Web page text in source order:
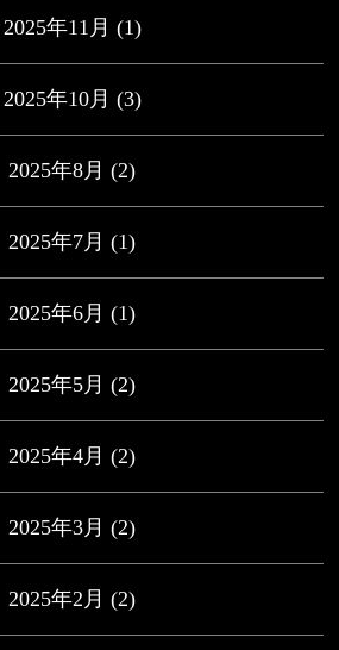
2025年11月 (1)
2025年10月 (3)
2025年8月 (2)
2025年7月 (1)
2025年6月 (1)
2025年5月 (2)
2025年4月 (2)
2025年3月 (2)
2025年2月 (2)